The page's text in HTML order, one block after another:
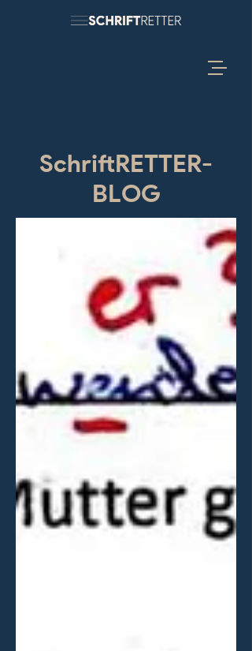
SchriftRETTER-
BLOG